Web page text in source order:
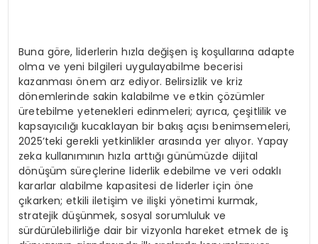
Buna göre, liderlerin hızla değişen iş koşullarına adapte
olma ve yeni bilgileri uygulayabilme becerisi
kazanması önem arz ediyor. Belirsizlik ve kriz
dönemlerinde sakin kalabilme ve etkin çözümler
üretebilme yetenekleri edinmeleri; ayrıca, çeşitlilik ve
kapsayıcılığı kucaklayan bir bakış açısı benimsemeleri,
2025’teki gerekli yetkinlikler arasında yer alıyor. Yapay
zeka kullanımının hızla arttığı günümüzde dijital
dönüşüm süreçlerine liderlik edebilme ve veri odaklı
kararlar alabilme kapasitesi de liderler için öne
çıkarken; etkili iletişim ve ilişki yönetimi kurmak,
stratejik düşünmek, sosyal sorumluluk ve
sürdürülebilirliğe dair bir vizyonla hareket etmek de iş